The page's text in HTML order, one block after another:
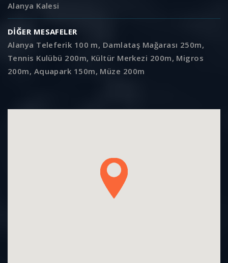
Alanya Kalesi
DİĞER MESAFELER
Alanya Teleferik 100 m, Damlataş Mağarası 250m,
Tennis Kulübü 200m, Kültür Merkezi 200m, Migros
200m, Aquapark 150m, Müze 200m